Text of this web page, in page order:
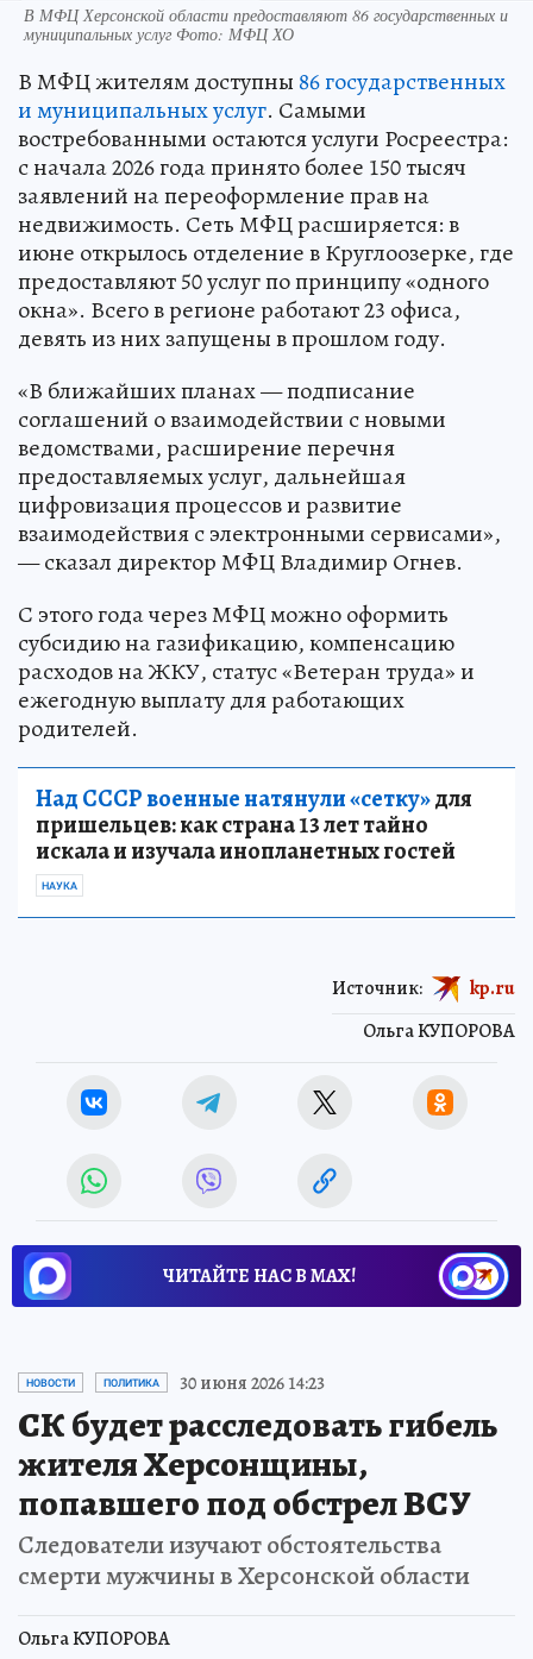
В МФЦ Херсонской области предоставляют 86 государственных и
муниципальных услуг Фото: МФЦ ХО
В МФЦ жителям доступны 86 государственных
и муниципальных услуг. Самыми
востребованными остаются услуги Росреестра:
с начала 2026 года принято более 150 тысяч
заявлений на переоформление прав на
недвижимость. Сеть МФЦ расширяется: в
июне открылось отделение в Круглоозерке, где
предоставляют 50 услуг по принципу «одного
окна». Всего в регионе работают 23 офиса,
девять из них запущены в прошлом году.
«В ближайших планах — подписание
соглашений о взаимодействии с новыми
ведомствами, расширение перечня
предоставляемых услуг, дальнейшая
цифровизация процессов и развитие
взаимодействия с электронными сервисами»,
— сказал директор МФЦ Владимир Огнев.
С этого года через МФЦ можно оформить
субсидию на газификацию, компенсацию
расходов на ЖКУ, статус «Ветеран труда» и
ежегодную выплату для работающих
родителей.
Над СССР военные натянули «сетку»для
пришельцев: как страна 13 лет тайно
искала и изучала инопланетных гостей
НАУКА
Ольга КУПОРОВА
Источник: kp.ru
ЧИТАЙТЕ НАС В МАХ!
НОВОСТИ ПОЛИТИКА 30 июня 2026 14:23
СК будет расследовать гибель
жителя Херсонщины,
попавшего под обстрел ВСУ
Следователи изучают обстоятельства
смерти мужчины в Херсонской области
Ольга КУПОРОВА